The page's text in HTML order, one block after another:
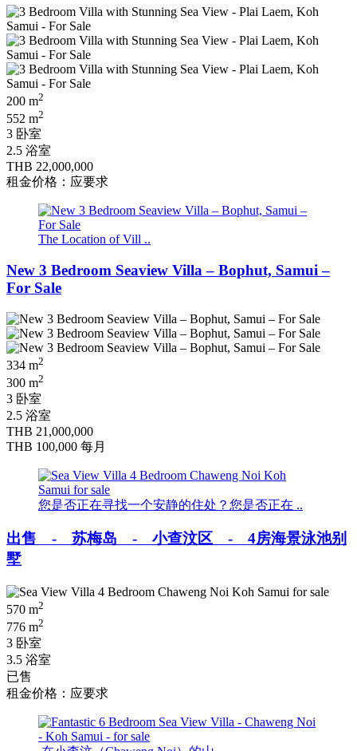
200 m2
552 m2
3 卧室
2.5 浴室
THB 22,000,000
租金价格：应要求
The Location of Vill ..
New 3 Bedroom Seaview Villa – Bophut, Samui –
For Sale
334 m2
300 m2
3 卧室
2.5 浴室
THB 21,000,000
THB 100,000 每月
您是否正在寻找一个安静的住处？您是否正在 ..
出售 - 苏梅岛 - 小查汶区 - 4房海景泳池别
墅
570 m2
776 m2
3 卧室
3.5 浴室
已售
租金价格：应要求